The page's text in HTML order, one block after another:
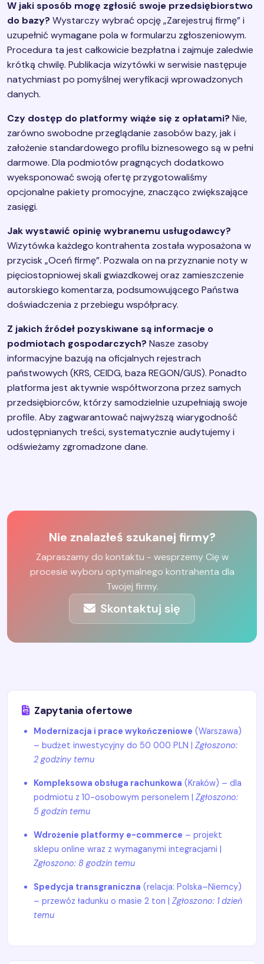
W jaki sposób mogę zgłosić swoje przedsiębiorstwo
do bazy? Wystarczy wybrać opcję „Zarejestruj firmę” i
uzupełnić wymagane pola w formularzu zgłoszeniowym.
Procedura ta jest całkowicie bezpłatna i zajmuje zaledwie
krótką chwilę. Publikacja wizytówki w serwisie następuje
natychmiast po pomyślnej weryfikacji wprowadzonych
danych.
Czy dostęp do platformy wiąże się z opłatami? Nie,
zarówno swobodne przeglądanie zasobów bazy, jak i
założenie standardowego profilu biznesowego są w pełni
darmowe. Dla podmiotów pragnących dodatkowo
wyeksponować swoją ofertę przygotowaliśmy
opcjonalne pakiety promocyjne, znacząco zwiększające
zasięgi.
Jak wystawić opinię wybranemu usługodawcy?
Wizytówka każdego kontrahenta została wyposażona w
przycisk „Oceń firmę”. Pozwala on na przyznanie noty w
pięciostopniowej skali gwiazdkowej oraz zamieszczenie
autorskiego komentarza, podsumowującego Państwa
doświadczenia z przebiegu współpracy.
Z jakich źródeł pozyskiwane są informacje o
podmiotach gospodarczych? Nasze zasoby
informacyjne bazują na oficjalnych rejestrach
państwowych (KRS, CEIDG, baza REGON/GUS). Ponadto
platforma jest aktywnie współtworzona przez samych
przedsiębiorców, którzy samodzielnie uzupełniają swoje
profile. Aby zagwarantować najwyższą wiarygodność
udostępnianych treści, systematycznie audytujemy i
odświeżamy zgromadzone dane.
Nie znalazłeś szukanej firmy?
Zapraszamy do kontaktu - wesprzemy Cię w
procesie wyboru optymalnego kontrahenta dla
Twojej firmy.
Skontaktuj się
Zapytania ofertowe
Modernizacja i prace wykończeniowe (Warszawa)
– budżet inwestycyjny do 50 000 PLN | Zgłoszono:
2 godziny temu
Kompleksowa obsługa rachunkowa (Kraków) – dla
podmiotu z 10-osobowym personelem | Zgłoszono:
5 godzin temu
Wdrożenie platformy e-commerce – projekt
sklepu online wraz z wymaganymi integracjami |
Zgłoszono: 8 godzin temu
Spedycja transgraniczna (relacja: Polska–Niemcy)
– przewóz ładunku o masie 2 ton | Zgłoszono: 1 dzień
temu